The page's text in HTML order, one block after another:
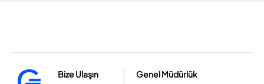
Bize Ulaşın
Genel Müdürlük